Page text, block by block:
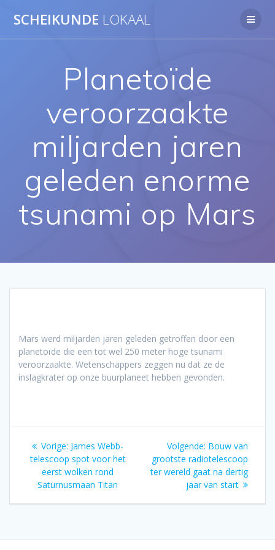
naar
SCHEIKUNDE LOKAAL
Planetoïde
veroorzaakte
miljarden jaren
geleden enorme
tsunami op Mars
Mars werd miljarden jaren geleden getroffen door een
planetoïde die een tot wel 250 meter hoge tsunami
veroorzaakte. Wetenschappers zeggen nu dat ze de
inslagkrater op onze buurplaneet hebben gevonden.
Bericht
navigatie
Vorige: Vorig
bericht:
James Webb-
telescoop spot voor het
eerst wolken rond
Saturnusmaan Titan
Volgende: Volgend
bericht:
Bouw van
grootste radiotelescoop
ter wereld gaat na dertig
jaar van start